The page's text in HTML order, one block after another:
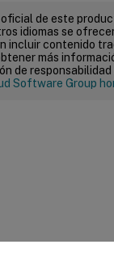
de este
idiomas se
incluir contenido
más
de
Software Group